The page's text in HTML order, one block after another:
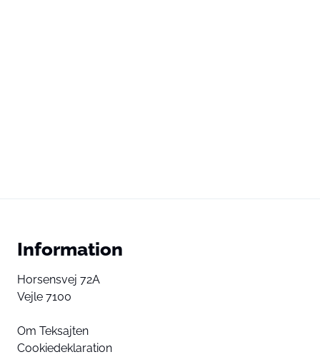
Information
Horsensvej 72A
Vejle 7100
Om Teksajten
Cookiedeklaration